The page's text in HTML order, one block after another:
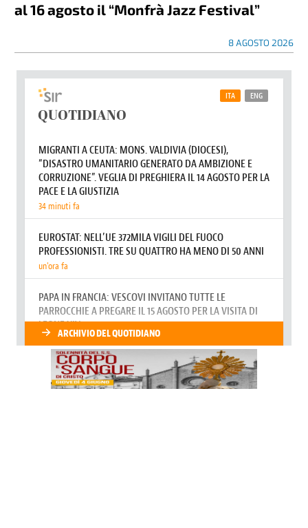
al 16 agosto il “Monfrà Jazz Festival”
8 AGOSTO 2026